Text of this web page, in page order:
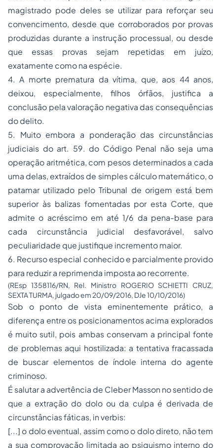
magistrado pode deles se utilizar para reforçar seu
convencimento, desde que corroborados por provas
produzidas durante a instrução processual, ou desde
que essas provas sejam repetidas em juízo,
exatamente como na espécie.
4. A morte prematura da vítima, que, aos 44 anos,
deixou, especialmente, filhos órfãos, justifica a
conclusão pela valoração negativa das consequências
do delito.
5. Muito embora a ponderação das circunstâncias
judiciais do art. 59. do Código Penal não seja uma
operação aritmética, com pesos determinados a cada
uma delas, extraídos de simples cálculo matemático, o
patamar utilizado pelo Tribunal de origem está bem
superior às balizas fomentadas por esta Corte, que
admite o acréscimo em até 1/6 da pena-base para
cada circunstância judicial desfavorável, salvo
peculiaridade que justifique incremento maior.
6. Recurso especial conhecido e parcialmente provido
para reduzir a reprimenda imposta ao recorrente.
(REsp 1358116/RN, Rel. Ministro ROGERIO SCHIETTI CRUZ,
SEXTA TURMA, julgado em 20/09/2016, DJe 10/10/2016)
Sob o ponto de vista eminentemente prático, a
diferença entre os posicionamentos acima explorados
é muito sutil, pois ambas conservam a principal fonte
de problemas aqui hostilizada: a tentativa fracassada
de buscar elementos de índole interna do agente
criminoso.
É salutar a advertência de Cleber Masson no sentido de
que a extração do dolo ou da culpa é derivada de
circunstâncias fáticas, in verbis:
[...] o dolo eventual, assim como o dolo direto, não tem
a sua comprovação limitada ao psiquismo interno do